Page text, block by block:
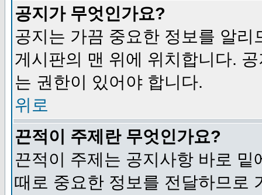
공지가 무엇인가요?
공지는 가끔 중요한 정보를 알
게시판의 맨 위에 위치합니다.
는 권한이 있어야 합니다.
위로
끈적이 주제란 무엇인가요?
끈적이 주제는 공지사항 바로
때로 중요한 정보를 전달하므로